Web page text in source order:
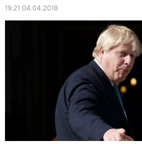
19:21 04.04.2018